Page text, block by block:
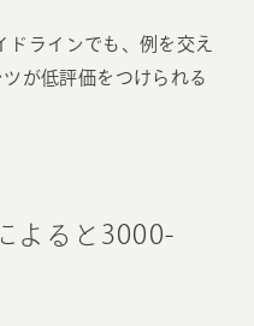
ラインでも、例を交え
が低評価をつけられる
よると3000-